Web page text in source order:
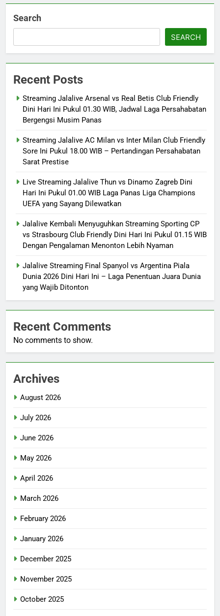
Search
SEARCH
Recent Posts
Streaming Jalalive Arsenal vs Real Betis Club Friendly
Dini Hari Ini Pukul 01.30 WIB, Jadwal Laga Persahabatan
Bergengsi Musim Panas
Streaming Jalalive AC Milan vs Inter Milan Club Friendly
Sore Ini Pukul 18.00 WIB – Pertandingan Persahabatan
Sarat Prestise
Live Streaming Jalalive Thun vs Dinamo Zagreb Dini
Hari Ini Pukul 01.00 WIB Laga Panas Liga Champions
UEFA yang Sayang Dilewatkan
Jalalive Kembali Menyuguhkan Streaming Sporting CP
vs Strasbourg Club Friendly Dini Hari Ini Pukul 01.15 WIB
Dengan Pengalaman Menonton Lebih Nyaman
Jalalive Streaming Final Spanyol vs Argentina Piala
Dunia 2026 Dini Hari Ini – Laga Penentuan Juara Dunia
yang Wajib Ditonton
Recent Comments
No comments to show.
Archives
August 2026
July 2026
June 2026
May 2026
April 2026
March 2026
February 2026
January 2026
December 2025
November 2025
October 2025